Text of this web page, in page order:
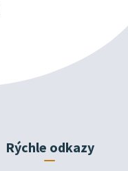
Rýchle odkazy